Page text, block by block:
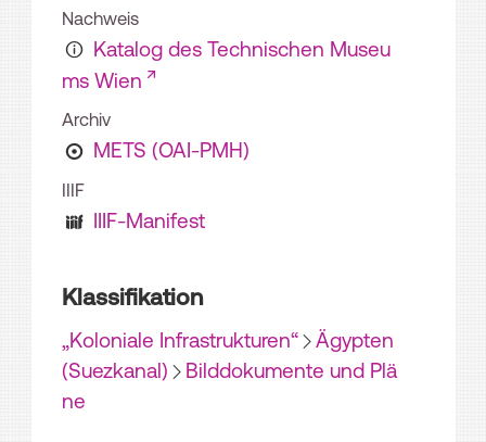
Nachweis
Katalog des Technischen Museu
ms Wien
Archiv
METS (OAI-PMH)
IIIF
IIIF-Manifest
Klassifikation
„Koloniale Infrastrukturen“
Ägypten
(Suezkanal)
Bilddokumente und Plä
ne